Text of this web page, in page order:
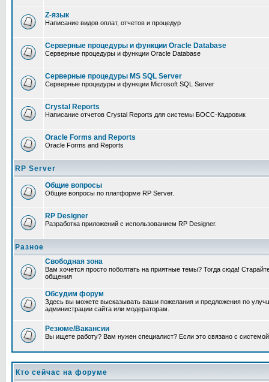
Z-язык
Написание видов оплат, отчетов и процедур
Серверные процедуры и функции Oracle Database
Серверные процедуры и функции Oracle Database
Серверные процедуры MS SQL Server
Серверные процедуры и функции Microsoft SQL Server
Crystal Reports
Написание отчетов Crystal Reports для системы БОСС-Кадровик
Oracle Forms and Reports
Oracle Forms and Reports
RP Server
Общие вопросы
Общие вопросы по платформе RP Server.
RP Designer
Разработка приложений с использованием RP Designer.
Разное
Свободная зона
Вам хочется просто поболтать на приятные темы? Тогда сюда!
общения
Обсудим форум
Здесь вы можете высказывать ваши пожелания и предложения по
администрации сайта или модераторам.
Резюме/Вакансии
Вы ищете работу? Вам нужен специалист? Если это связано с
Кто сейчас на форуме